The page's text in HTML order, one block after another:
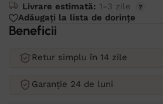
Livrare estimată: 1-3 zile
Adăugați la lista de dorințe
Beneficii
Retur simplu în 14 zile
Garanție 24 de luni